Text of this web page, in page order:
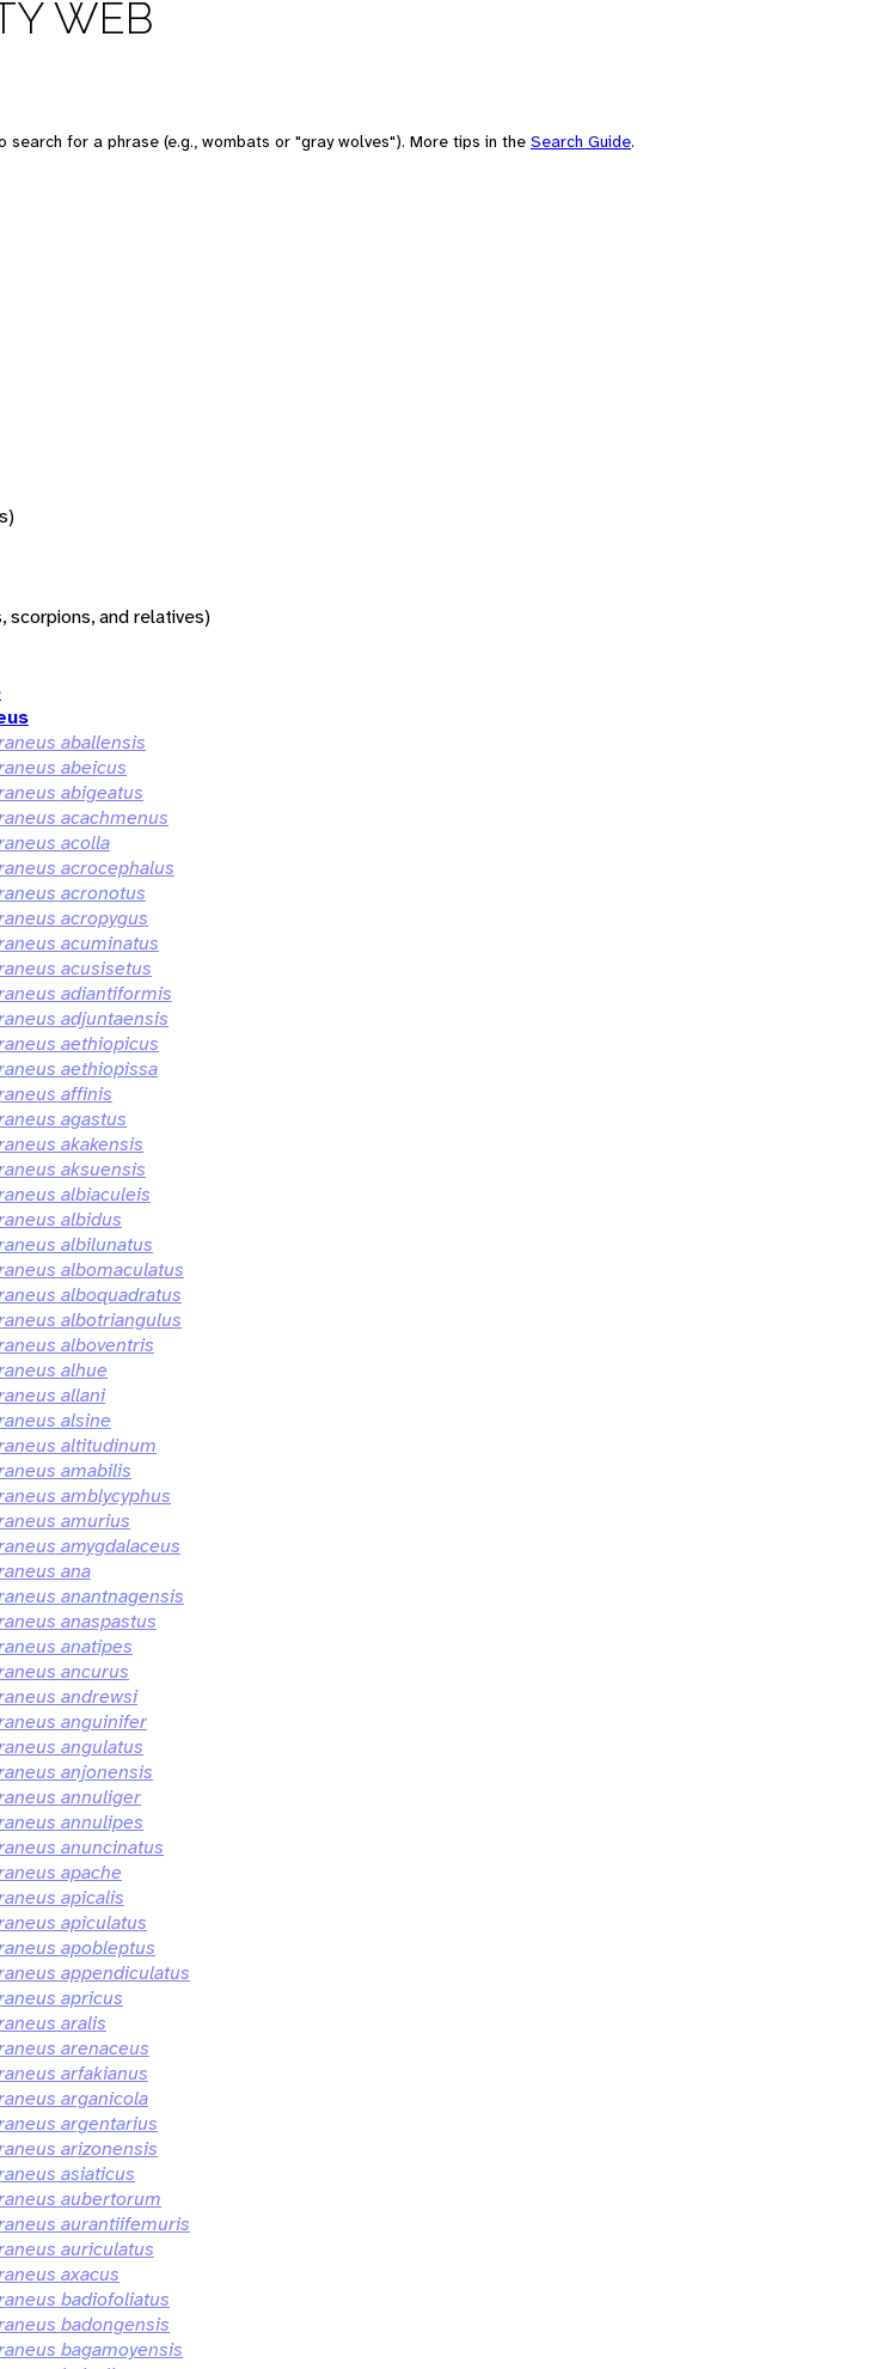
WEB
search for a phrase (e.g., wombats or "gray wolves"). More tips in the Search Guide.
scorpions, and relatives)
aballensis
abeicus
abigeatus
acachmenus
acolla
acrocephalus
acronotus
acropygus
acuminatus
acusisetus
adiantiformis
adjuntaensis
aethiopicus
aethiopissa
affinis
agastus
akakensis
aksuensis
albiaculeis
albidus
albilunatus
albomaculatus
alboquadratus
albotriangulus
alboventris
alhue
allani
alsine
altitudinum
amabilis
amblycyphus
amurius
amygdalaceus
ana
anantnagensis
anaspastus
anatipes
ancurus
andrewsi
anguinifer
angulatus
anjonensis
annuliger
annulipes
anuncinatus
apache
apicalis
apiculatus
apobleptus
appendiculatus
apricus
aralis
arenaceus
arfakianus
arganicola
argentarius
arizonensis
asiaticus
aubertorum
aurantiifemuris
auriculatus
axacus
badiofoliatus
badongensis
bagamoyensis